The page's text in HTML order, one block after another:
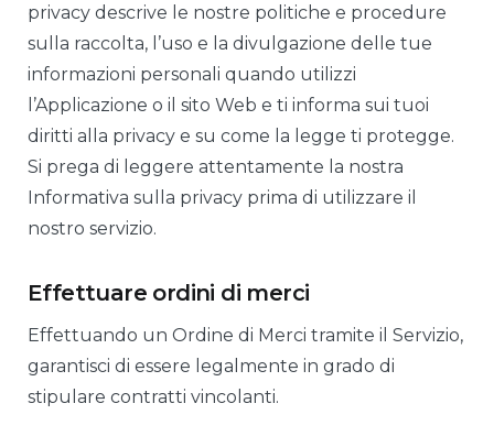
privacy descrive le nostre politiche e procedure
sulla raccolta, l’uso e la divulgazione delle tue
informazioni personali quando utilizzi
l’Applicazione o il sito Web e ti informa sui tuoi
diritti alla privacy e su come la legge ti protegge.
Si prega di leggere attentamente la nostra
Informativa sulla privacy prima di utilizzare il
nostro servizio.
Effettuare ordini di merci
Effettuando un Ordine di Merci tramite il Servizio,
garantisci di essere legalmente in grado di
stipulare contratti vincolanti.